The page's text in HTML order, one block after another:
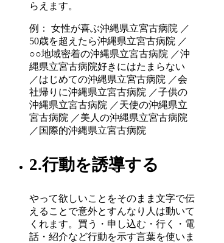
らえます。
例： 女性が喜ぶ沖縄県立宮古病院 ／
50歳を超えたら沖縄県立宮古病院 ／
○○地域密着の沖縄県立宮古病院 ／沖
縄県立宮古病院好きにはたまらない
／はじめての沖縄県立宮古病院 ／会
社帰りに沖縄県立宮古病院 ／子供の
沖縄県立宮古病院 ／天使の沖縄県立
宮古病院 ／美人の沖縄県立宮古病院
／国際的沖縄県立宮古病院
2.行動を誘導する
やって欲しいことをそのまま文字で伝
えることで意外とすんなり人は動いて
くれます。買う・申し込む・行く・電
話・紹介など行動を示す言葉を使いま